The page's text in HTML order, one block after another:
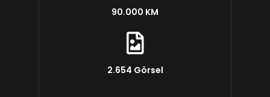
90.000 KM
2.654 Görsel